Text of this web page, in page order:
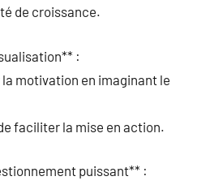
de croissance.
:
motivation en imaginant le
faciliter la mise en action.
puissant** :